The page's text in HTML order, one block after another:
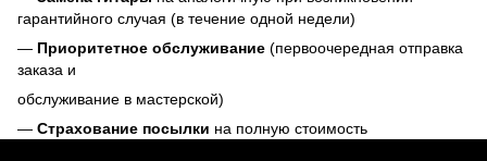
гарантийного случая (в течение одной недели)
— Приоритетное обслуживание (первоочередная отправка
заказа и
обслуживание в мастерской)
— Страхование посылки на полную стоимость